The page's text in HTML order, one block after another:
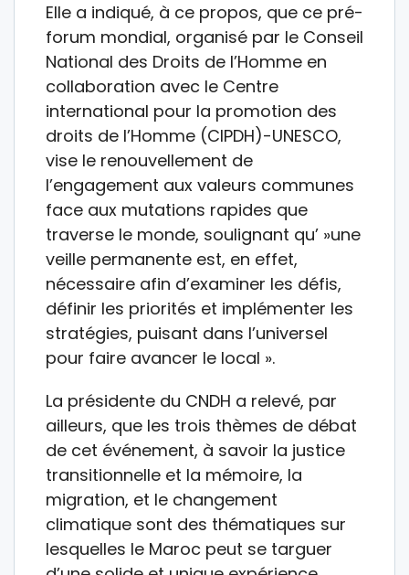
Elle a indiqué, à ce propos, que ce pré-
forum mondial, organisé par le Conseil
National des Droits de l’Homme en
collaboration avec le Centre
international pour la promotion des
droits de l’Homme (CIPDH)-UNESCO,
vise le renouvellement de
l’engagement aux valeurs communes
face aux mutations rapides que
traverse le monde, soulignant qu’ »une
veille permanente est, en effet,
nécessaire afin d’examiner les défis,
définir les priorités et implémenter les
stratégies, puisant dans l’universel
pour faire avancer le local ».
La présidente du CNDH a relevé, par
ailleurs, que les trois thèmes de débat
de cet événement, à savoir la justice
transitionnelle et la mémoire, la
migration, et le changement
climatique sont des thématiques sur
lesquelles le Maroc peut se targuer